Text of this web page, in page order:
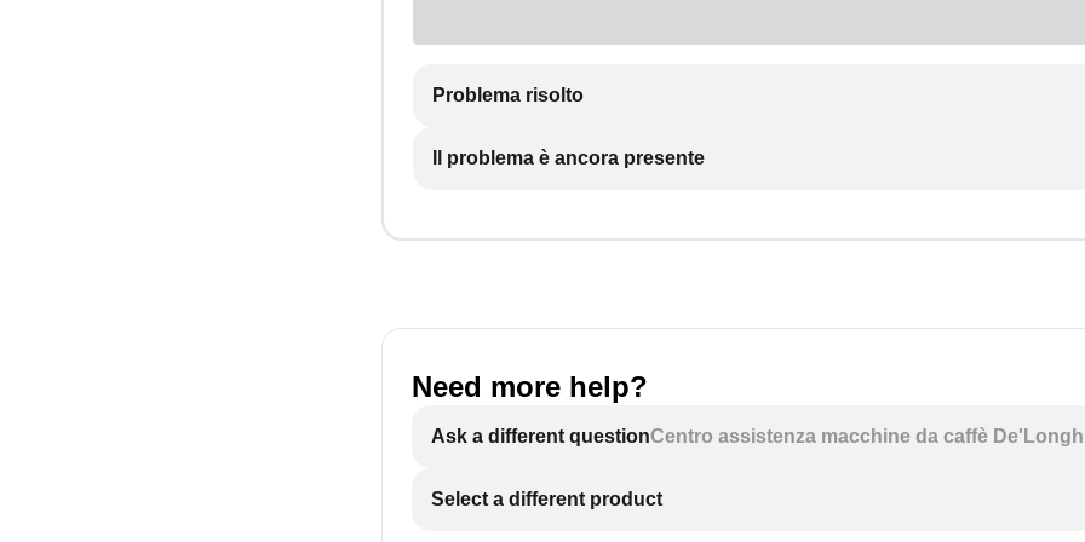
Problema risolto
Il problema è ancora presente
Need more help?
Ask a different questionCentro assistenza macchine da caffè
Select a different product